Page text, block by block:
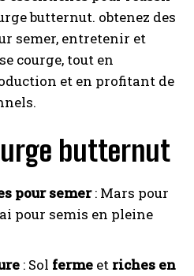
butternut
pour semer: Mars pour
pour semis en pleine
: Sol ferme et riches en